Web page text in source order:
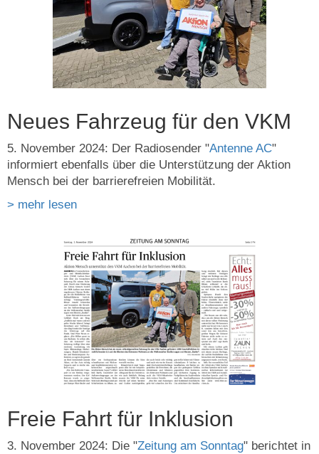
Neues Fahrzeug für den VKM
5. November 2024: Der Radiosender "Antenne AC"
informiert ebenfalls über die Unterstützung der Aktion
Mensch bei der barrierefreien Mobilität.
> mehr lesen
Freie Fahrt für Inklusion
3. November 2024: Die "Zeitung am Sonntag" berichtet in